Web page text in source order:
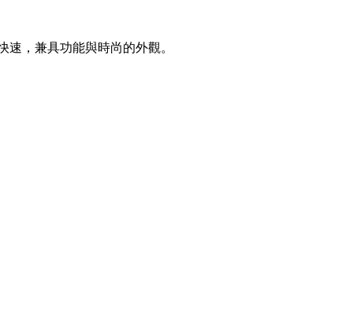
，兼具功能與時尚的外觀。